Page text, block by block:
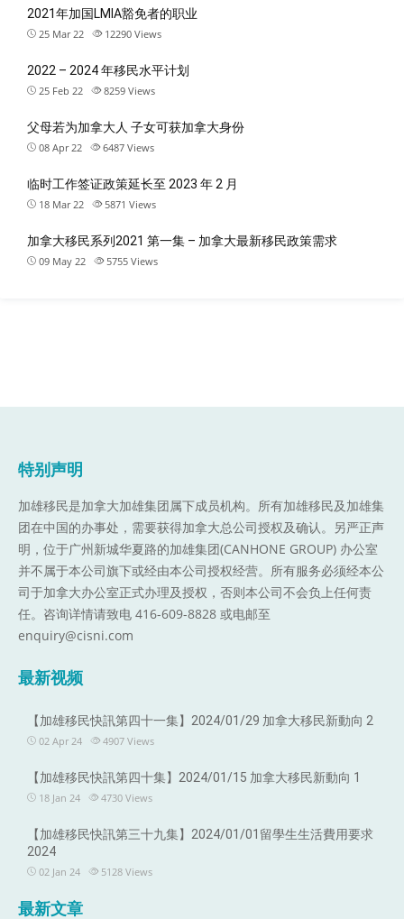
2021年加国LMIA豁免者的职业
25 Mar 22 12290 Views
2022 – 2024 年移民水平计划
25 Feb 22 8259 Views
父母若为加拿大人 子女可获加拿大身份
08 Apr 22 6487 Views
临时工作签证政策延长至 2023 年 2 月
18 Mar 22 5871 Views
加拿大移民系列2021 第一集 – 加拿大最新移民政策需求
09 May 22 5755 Views
特别声明
加雄移民是加拿大加雄集团属下成员机构。 所有加雄移民及加雄集
团在中国的办事处，需要获得加拿大总公司授权及确认。另严正声
明，位于广州新城华夏路的加雄集团(CANHONE GROUP) 办公室
并不属于本公司旗下或经由本公司授权经营。所有服务必须经本公
司于加拿大办公室正式办理及授权，否则本公司不会负上任何责
任。咨询详情请致电 416-609-8828 或电邮至
enquiry@cisni.com
最新视频
【加雄移民快訊第四十一集】2024/01/29 加拿大移民新動向 2
02 Apr 24 4907 Views
【加雄移民快訊第四十集】2024/01/15 加拿大移民新動向 1
18 Jan 24 4730 Views
【加雄移民快訊第三十九集】2024/01/01留學生生活費用要求
2024
02 Jan 24 5128 Views
最新文章